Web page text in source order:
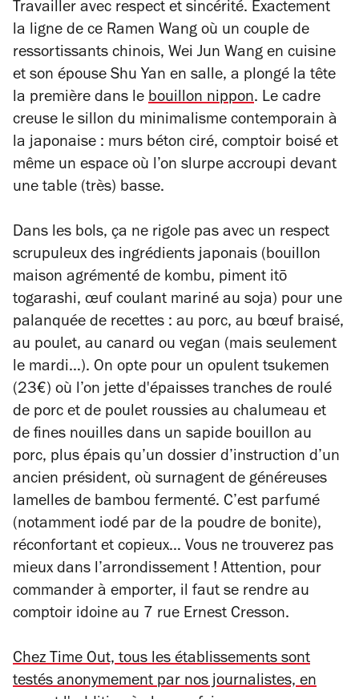
Travailler avec respect et sincérité. Exactement
la ligne de ce Ramen Wang où un couple de
ressortissants chinois, Wei Jun Wang en cuisine
et son épouse Shu Yan en salle, a plongé la tête
la première dans le bouillon nippon. Le cadre
creuse le sillon du minimalisme contemporain à
la japonaise : murs béton ciré, comptoir boisé et
même un espace où l’on slurpe accroupi devant
une table (très) basse.
Dans les bols, ça ne rigole pas avec un respect
scrupuleux des ingrédients japonais (bouillon
maison agrémenté de kombu, piment itō
togarashi, œuf coulant mariné au soja) pour une
palanquée de recettes : au porc, au bœuf braisé,
au poulet, au canard ou vegan (mais seulement
le mardi…). On opte pour un opulent tsukemen
(23€) où l’on jette d'épaisses tranches de roulé
de porc et de poulet roussies au chalumeau et
de fines nouilles dans un sapide bouillon au
porc, plus épais qu’un dossier d’instruction d’un
ancien président, où surnagent de généreuses
lamelles de bambou fermenté. C’est parfumé
(notamment iodé par de la poudre de bonite),
réconfortant et copieux… Vous ne trouverez pas
mieux dans l’arrondissement ! Attention, pour
commander à emporter, il faut se rendre au
comptoir idoine au 7 rue Ernest Cresson.
Chez Time Out, tous les établissements sont
testés anonymement par nos journalistes, en